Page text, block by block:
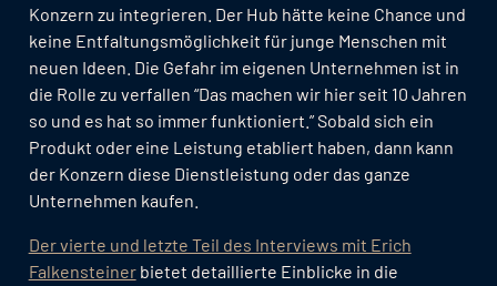
Konzern zu integrieren. Der Hub hätte keine Chance und
keine Entfaltungsmöglichkeit für junge Menschen mit
neuen Ideen. Die Gefahr im eigenen Unternehmen ist in
die Rolle zu verfallen “Das machen wir hier seit 10 Jahren
so und es hat so immer funktioniert.” Sobald sich ein
Produkt oder eine Leistung etabliert haben, dann kann
der Konzern diese Dienstleistung oder das ganze
Unternehmen kaufen.
Der vierte und letzte Teil des Interviews mit Erich
Falkensteinerbietet detaillierte Einblicke in die